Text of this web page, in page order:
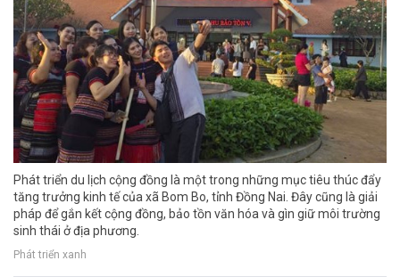
Phát triển du lịch cộng đồng là một trong những mục tiêu thúc đẩy
tăng trưởng kinh tế của xã Bom Bo, tỉnh Đồng Nai. Đây cũng là giải
pháp để gắn kết cộng đồng, bảo tồn văn hóa và gìn giữ môi trường
sinh thái ở địa phương.
Phát triển xanh